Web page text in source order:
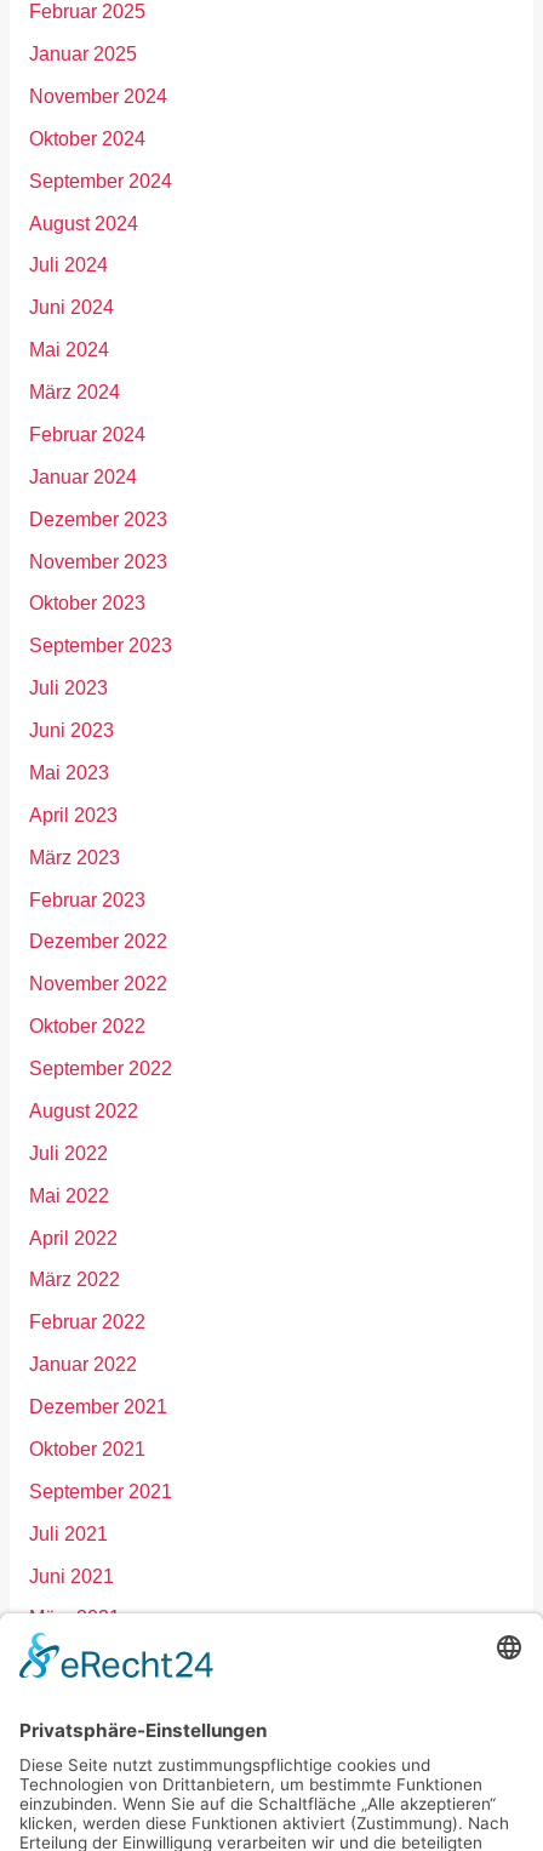
Februar 2025
Januar 2025
November 2024
Oktober 2024
September 2024
August 2024
Juli 2024
Juni 2024
Mai 2024
März 2024
Februar 2024
Januar 2024
Dezember 2023
November 2023
Oktober 2023
September 2023
Juli 2023
Juni 2023
Mai 2023
April 2023
März 2023
Februar 2023
Dezember 2022
November 2022
Oktober 2022
September 2022
August 2022
Juli 2022
Mai 2022
April 2022
März 2022
Februar 2022
Januar 2022
Dezember 2021
Oktober 2021
September 2021
Juli 2021
Juni 2021
März 2021
Januar 2021
September 2020
März 2020
Februar 2020